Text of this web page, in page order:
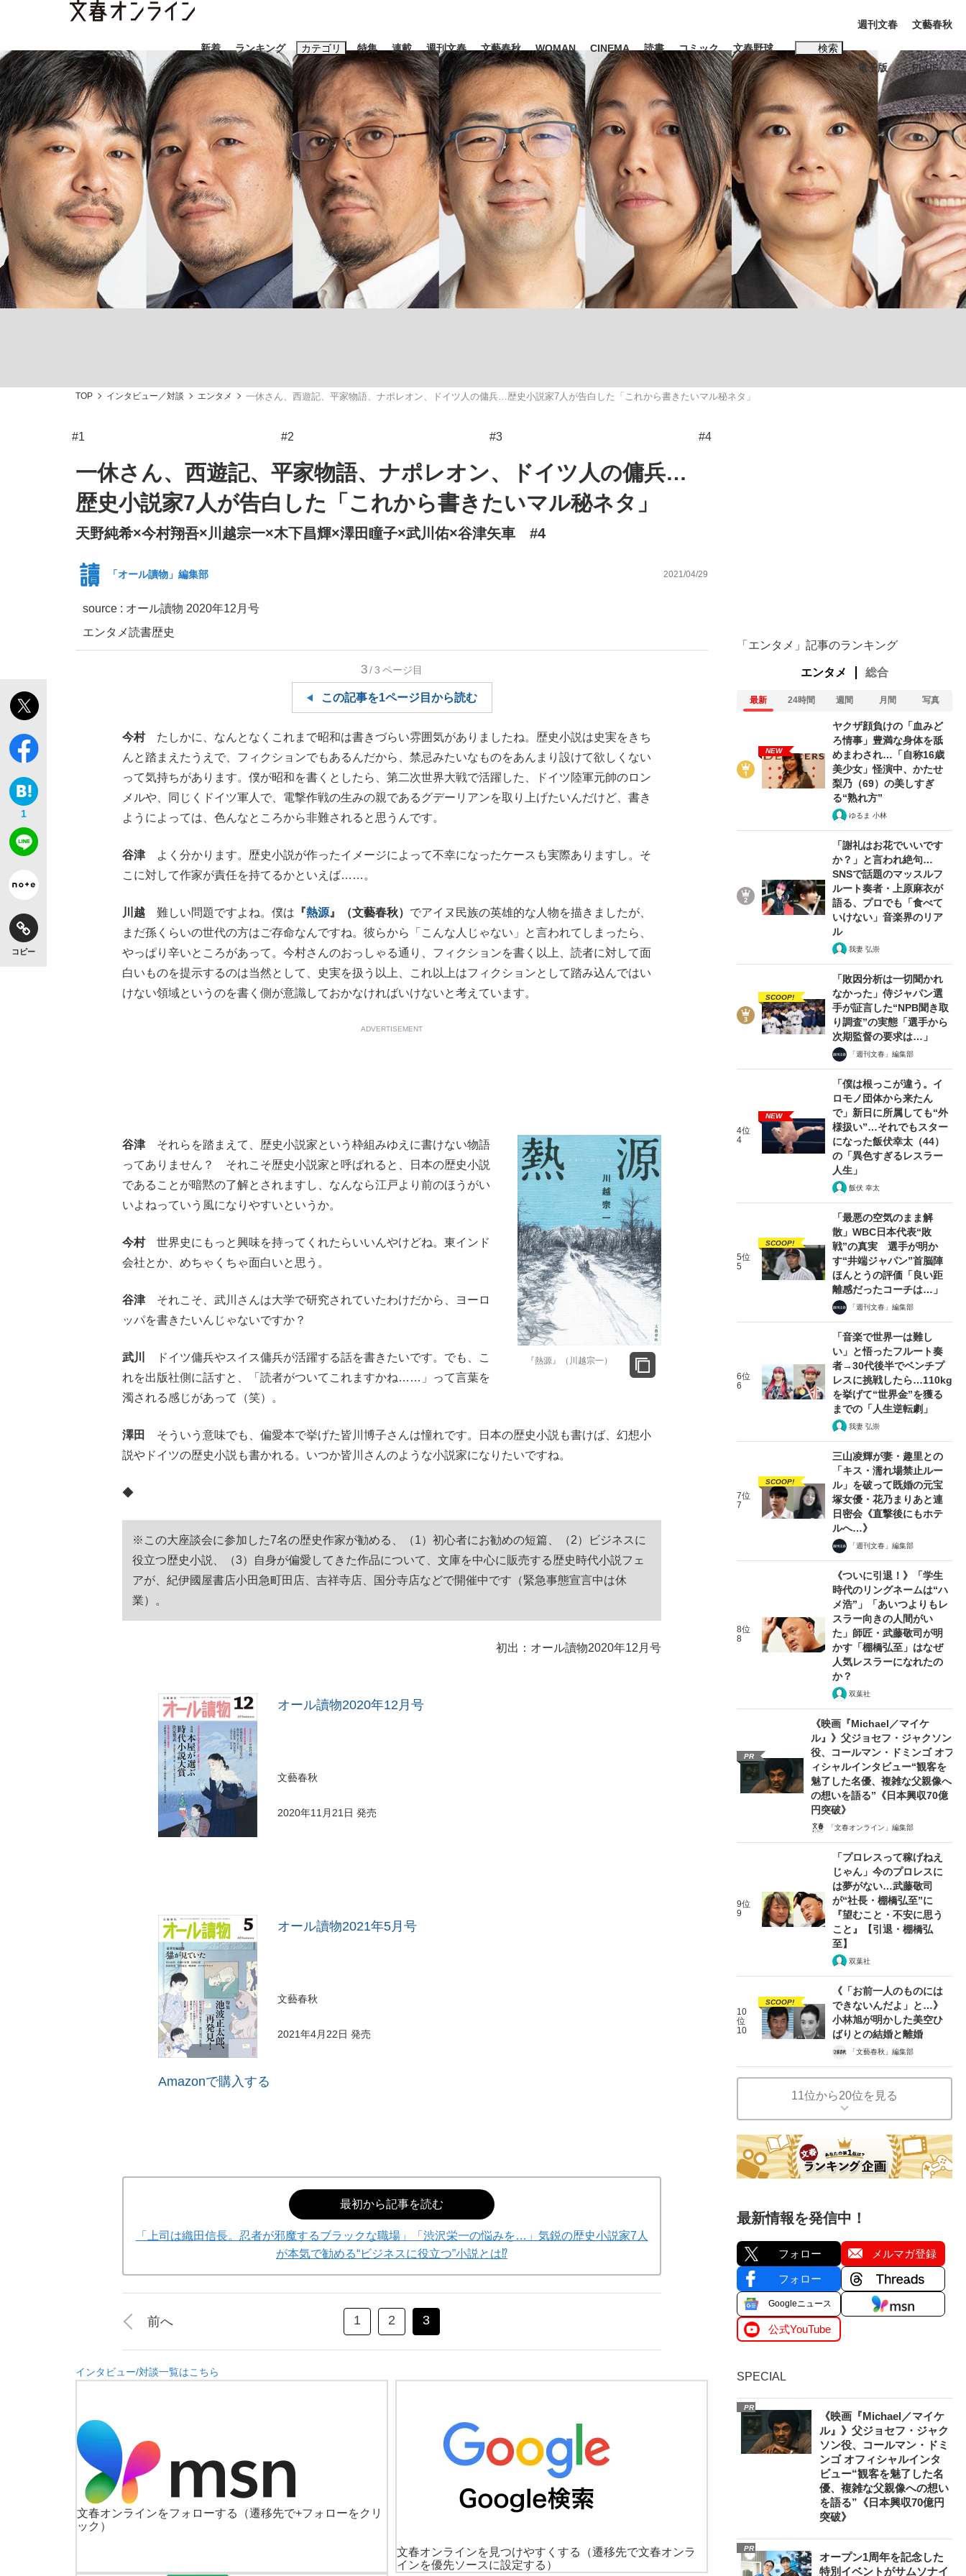
新着 ランキング カテゴリ
スクープ ニュース エンタメ ライフ ビジネス インタビュー 読書
「90%は失敗する。でも…」本田圭佑が初めて明かした日本代表監督に... 「最悪の空気のまま解散」WBC日本代表“敗戦”の真実 選手が明かす...
「目標達成できなかったからと言って…」サッカー日本代表・森保一監督...
特集
終戦から81年
観る将棋、読む将棋
連載 週刊文春 文藝春秋 WOMAN CINEMA 読書 コミック 文春野球 検索
キーワード入力
おすすめのキーワードタグ一覧
#藤田晋 #三山凌輝 #高市早苗 #後藤真希 #森岡毅 #城彰二 #内田有紀
#松田聖子
#玉木雄一郎
#亀和田武
週刊文春
電子版
文藝春秋
PLUS
TOP インタビュー／対談 エンタメ 一休さん、西遊記、平家物語、ナポレオン、ドイツ人の傭兵…歴史小説家7人が告白した「これから書きたいマル秘ネタ」
#1 #2 #3 #4
一休さん、西遊記、平家物語、ナポレオン、ドイツ人の傭兵…
歴史小説家7人が告白した「これから書きたいマル秘ネタ」
天野純希×今村翔吾×川越宗一×木下昌輝×澤田瞳子×武川佑×谷津矢車 #4
「オール讀物」編集部 2021/04/29
source : オール讀物 2020年12月号
エンタメ読書歴史
1
コピー
3/3 ページ目
この記事を1ページ目から読む
今村たしかに、なんとなくこれまで昭和は書きづらい雰囲気がありましたね。歴史小説は史実をきち
んと踏まえたうえで、フィクションでもあるんだから、禁忌みたいなものをあんまり設けて欲しくない
って気持ちがあります。僕が昭和を書くとしたら、第二次世界大戦で活躍した、ドイツ陸軍元帥のロン
メルや、同じくドイツ軍人で、電撃作戦の生みの親であるグデーリアンを取り上げたいんだけど、書き
ようによっては、色んなところから非難されると思うんです。
谷津 よく分かります。歴史小説が作ったイメージによって不幸になったケースも実際ありますし。そ
こに対して作家が責任を持てるかといえば……。
川越 難しい問題ですよね。僕は 『熱源 』（文藝春秋） でアイヌ民族の英雄的な人物を描きましたが、
まだ孫くらいの世代の方はご存命なんですね。彼らから「こんな人じゃない」と言われてしまったら、
やっぱり辛いところがあって。今村さんのおっしゃる通り、フィクションを書く以上、読者に対して面
白いものを提示するのは当然として、史実を扱う以上、これ以上はフィクションとして踏み込んではい
けない領域というのを書く側が意識しておかなければいけないと考えています。
ADVERTISEMENT
『熱源』（川越宗一）
谷津 それらを踏まえて、歴史小説家という枠組みゆえに書けない物語
ってありません？ それこそ歴史小説家と呼ばれると、日本の歴史小説
であることが暗黙の了解とされますし、なんなら江戸より前のほうがい
いよねっていう風になりやすいというか。
今村世界史にもっと興味を持ってくれたらいいんやけどね。東インド
会社とか、めちゃくちゃ面白いと思う。
谷津 それこそ、武川さんは大学で研究されていたわけだから、ヨーロ
ッパを書きたいんじゃないですか？
武川
ドイツ傭兵やスイス傭兵が活躍する話を書きたいです。でも、こ
れを出版社側に話すと、「読者がついてこれますかね……」って言葉を
濁される感じがあって（笑）。
澤田
そういう意味でも、偏愛本で挙げた皆川博子さんは憧れです。日本の歴史小説も書けば、幻想小
説やドイツの歴史小説も書かれる。いつか皆川さんのような小説家になりたいですね。
◆
※この大座談会に参加した7名の歴史作家が勧める、（1）初心者にお勧めの短篇、（2）ビジネスに
役立つ歴史小説、（3）自身が偏愛してきた作品について、文庫を中心に販売する歴史時代小説フェ
アが、紀伊國屋書店小田急町田店、吉祥寺店、国分寺店などで開催中です（緊急事態宣言中は休
業）。
初出：オール讀物2020年12月号
オール讀物2020年12月号
文藝春秋
2020年11月21日 発売
オール讀物2021年5月号
文藝春秋
2021年4月22日 発売
Amazonで購入する
最初から記事を読む
「上司は織田信長。忍者が邪魔するブラックな職場」「渋沢栄一の悩みを…」気鋭の歴史小説家7人
が本気で勧める“ビジネスに役立つ”小説とは⁉
前へ 1 2 3
インタビュー/対談一覧はこちら
文春オンラインをフォローする
（遷移先で+フォローをクリ
ック）
文春オンラインを見つけやすくする
（遷移先で文春オンラ
インを優先ソースに設定する）
「エンタメ」記事のランキング
エンタメ 総合
最新 24時間 週間 月間 写真
NEW
ヤクザ顔負けの「血みど
ろ情事」豊満な身体を舐
めまわされ…「自称16歳
美少女」怪演中、かたせ
梨乃（69）の美しすぎ
る“熟れ方”
ゆるま 小林
「謝礼はお花でいいです
か？」と言われ絶句…
SNSで話題のマッスルフ
ルート奏者・上原麻衣が
語る、プロでも「食べて
いけない」音楽界のリア
ル
我妻 弘崇
SCOOP!
「敗因分析は一切聞かれ
なかった」侍ジャパン選
手が証言した“NPB聞き取
り調査”の実態「選手から
次期監督の要求は…」
「週刊文春」編集部
4位
4
NEW
「僕は根っこが違う。イ
ロモノ団体から来たん
で」新日に所属しても“外
様扱い”…それでもスター
になった飯伏幸太（44）
の「異色すぎるレスラー
人生」
飯伏 幸太
5位
5
SCOOP!
「最悪の空気のまま解
散」WBC日本代表“敗
戦”の真実 選手が明か
す“井端ジャパン”首脳陣
ほんとうの評価「良い距
離感だったコーチは…」
「週刊文春」編集部
6位
6
「音楽で世界一は難し
い」と悟ったフルート奏
者→30代後半でベンチプ
レスに挑戦したら…110kg
を挙げて“世界金”を獲る
までの「人生逆転劇」
我妻 弘崇
7位
7
SCOOP!
三山凌輝が妻・趣里との
「キス・濡れ場禁止ルー
ル」を破って既婚の元宝
塚女優・花乃まりあと連
日密会《直撃後にもホテ
ルへ…》
「週刊文春」編集部
8位
8
《ついに引退！》「学生
時代のリングネームは“ハ
メ浩”」「あいつよりもレ
スラー向きの人間がい
た」師匠・武藤敬司が明
かす「棚橋弘至」はなぜ
人気レスラーになれたの
か？
双葉社
PR
《映画『Michael／マイケ
ル』》父ジョセフ・ジャクソン
役、コールマン・ドミンゴ オフ
ィシャルインタビュー“観客を
魅了した名優、複雑な父親像へ
の想いを語る”《日本興収70億
円突破》
「文春オンライン」編集部
9位
9
「プロレスって稼げねえ
じゃん」今のプロレスに
は夢がない…武藤敬司
が“社長・棚橋弘至”に
『望むこと・不安に思う
こと』【引退・棚橋弘
至】
双葉社
10
位
10
SCOOP!
《「お前一人のものには
できないんだよ」と…》
小林旭が明かした美空ひ
ばりとの結婚と離婚
「文藝春秋」編集部
11位から20位を見る
最新情報を発信中！
フォロー メルマガ登録
フォロー
Googleニュース
公式YouTube
SPECIAL
PR
《映画『Michael／マイケ
ル』》父ジョセフ・ジャク
ソン役、コールマン・ドミ
ンゴ オフィシャルインタ
ビュー“観客を魅了した名
優、複雑な父親像への想い
を語る”《日本興収70億円
突破》
PR
オープン1周年を記念した
特別イベントがサムソナイ